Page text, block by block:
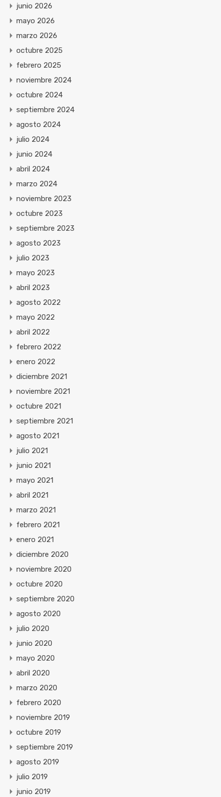
junio 2026
mayo 2026
marzo 2026
octubre 2025
febrero 2025
noviembre 2024
octubre 2024
septiembre 2024
agosto 2024
julio 2024
junio 2024
abril 2024
marzo 2024
noviembre 2023
octubre 2023
septiembre 2023
agosto 2023
julio 2023
mayo 2023
abril 2023
agosto 2022
mayo 2022
abril 2022
febrero 2022
enero 2022
diciembre 2021
noviembre 2021
octubre 2021
septiembre 2021
agosto 2021
julio 2021
junio 2021
mayo 2021
abril 2021
marzo 2021
febrero 2021
enero 2021
diciembre 2020
noviembre 2020
octubre 2020
septiembre 2020
agosto 2020
julio 2020
junio 2020
mayo 2020
abril 2020
marzo 2020
febrero 2020
noviembre 2019
octubre 2019
septiembre 2019
agosto 2019
julio 2019
junio 2019